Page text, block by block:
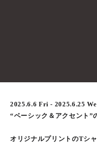
2025.6.6 Fri - 2025.6.25
“ベーシック＆アク
オリジナルプリントのTシ